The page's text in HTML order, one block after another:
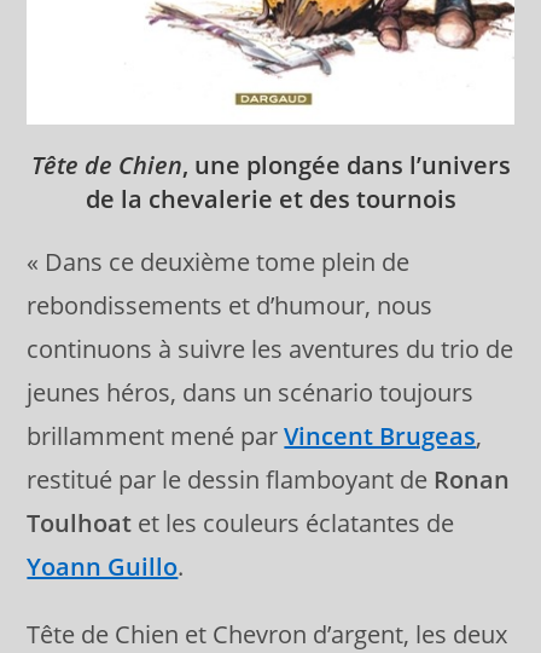
Tête de Chien, une plongée dans l’univers
de la chevalerie et des tournois
« Dans ce deuxième tome plein de
rebondissements et d’humour, nous
continuons à suivre les aventures du trio de
jeunes héros, dans un scénario toujours
brillamment mené parVincent Brugeas,
restitué par le dessin flamboyant de Ronan
Toulhoat et les couleurs éclatantes de
Yoann Guillo.
Tête de Chien et Chevron d’argent, les deux